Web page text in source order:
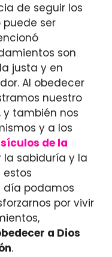
de seguir los
ser
son
justa y en
Al obedecer
nuestro
y también nos
y a los
de la
la sabiduría y la
día podamos
por vivir
a Dios
.